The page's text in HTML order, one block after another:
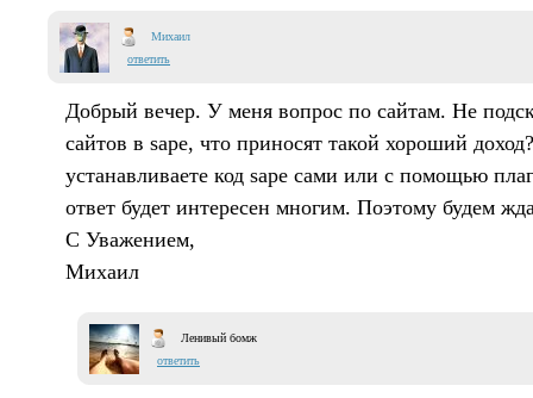
Михаил
ответить
Добрый вечер. У меня вопрос по сайтам. Не
сайтов в sape, что приносят такой хороший
устанавливаете код sape сами или с помощью
ответ будет интересен многим. Поэтому будем
С Уважением,
Михаил
Ленивый бомж
ответить